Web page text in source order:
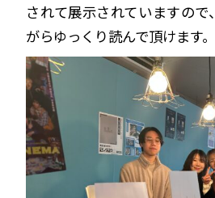
されて展示されていますの
がらゆっくり読んで頂けます。